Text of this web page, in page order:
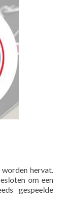
hervat.
om een
gespeelde